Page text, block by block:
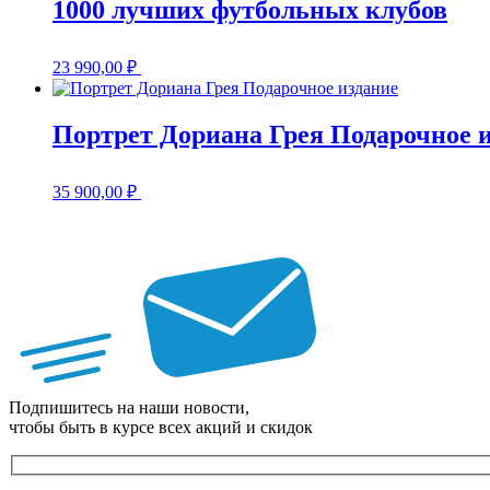
1000 лучших футбольных клубов
23 990,00 ₽
Портрет Дориана Грея Подарочное
35 900,00 ₽
Подпишитесь на наши новости,
чтобы быть в курсе всех акций и скидок